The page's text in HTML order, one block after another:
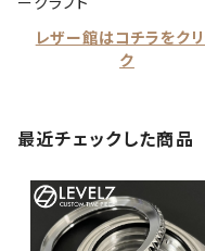
レザー館はコチラをクリ
ク
最近チェックした商品